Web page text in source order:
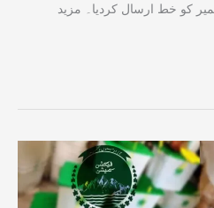
کو خط ارسال کردیا۔ مزید